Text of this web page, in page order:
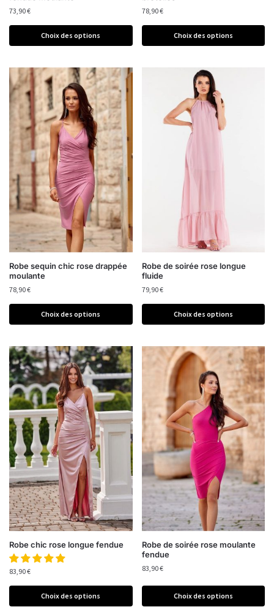
73,90€
Choix des options
78,90€
Choix des options
Robe sequin chic rose drappée
moulante
78,90€
Choix des options
Robe de soirée rose longue
fluide
79,90€
Choix des options
Robe chic rose longue fendue
83,90€
Choix des options
Robe de soirée rose moulante
fendue
83,90€
Choix des options